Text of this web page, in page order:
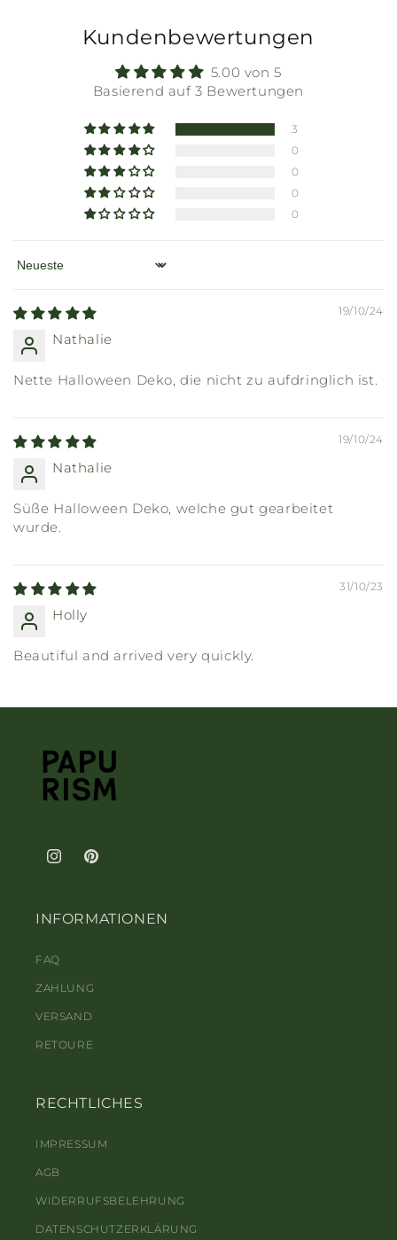
Kundenbewertungen
5.00 von 5
Basierend auf 3 Bewertungen
3
0
0
0
0
Sort by
19/10/24
Nathalie
Nette Halloween Deko, die nicht zu aufdringlich ist.
19/10/24
Nathalie
Süße Halloween Deko, welche gut gearbeitet
wurde.
31/10/23
Holly
Beautiful and arrived very quickly.
InstagramPinterest
INFORMATIONEN
FAQ
ZAHLUNG
VERSAND
RETOURE
RECHTLICHES
IMPRESSUM
AGB
WIDERRUFSBELEHRUNG
DATENSCHUTZERKLÄRUNG